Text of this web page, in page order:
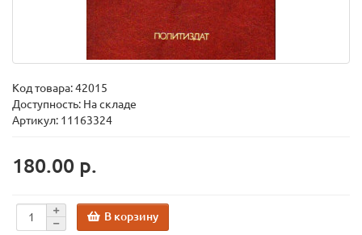
Код товара:42015
Доступность: На складе
Артикул: 11163324
180.00 р.
В корзину